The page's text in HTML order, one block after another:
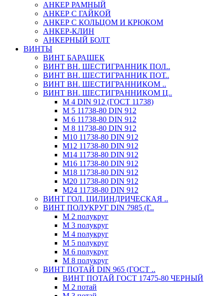
АНКЕР РАМНЫЙ
АНКЕР С ГАЙКОЙ
АНКЕР С КОЛЬЦОМ И КРЮКОМ
АНКЕР-КЛИН
АНКЕРНЫЙ БОЛТ
ВИНТЫ
ВИНТ БАРАШЕК
ВИНТ ВН. ШЕСТИГРАННИК ПОЛ..
ВИНТ ВН. ШЕСТИГРАННИК ПОТ..
ВИНТ ВН. ШЕСТИГРАННИКОМ ..
ВИНТ ВН. ШЕСТИГРАННИКОМ Ц..
М 4 DIN 912 (ГОСТ 11738)
М 5 11738-80 DIN 912
М 6 11738-80 DIN 912
М 8 11738-80 DIN 912
М10 11738-80 DIN 912
М12 11738-80 DIN 912
М14 11738-80 DIN 912
М16 11738-80 DIN 912
М18 11738-80 DIN 912
М20 11738-80 DIN 912
М24 11738-80 DIN 912
ВИНТ ГОЛ. ЦИЛИНДРИЧЕСКАЯ ..
ВИНТ ПОЛУКРУГ DIN 7985 (Г..
М 2 полукруг
М 3 полукруг
М 4 полукруг
М 5 полукруг
М 6 полукруг
М 8 полукруг
ВИНТ ПОТАЙ DIN 965 (ГОСТ ..
ВИНТ ПОТАЙ ГОСТ 17475-80 ЧЕРНЫЙ
М 2 потай